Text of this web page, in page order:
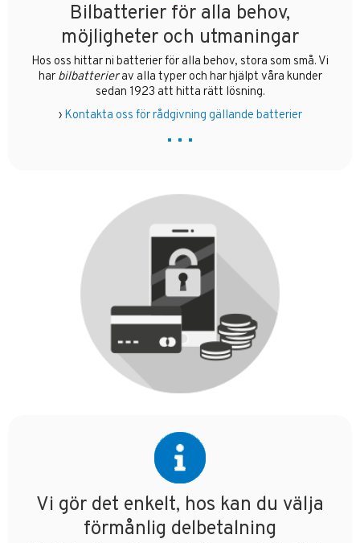
Bilbatterier för alla behov,
möjligheter och utmaningar
Hos oss hittar ni batterier för alla behov, stora som små. Vi
har bilbatterierav alla typer och har hjälpt våra kunder
sedan 1923 att hitta rätt lösning.
› Kontakta oss för rådgivning gällande batterier
Vi gör det enkelt, hos kan du välja
förmånlig delbetalning